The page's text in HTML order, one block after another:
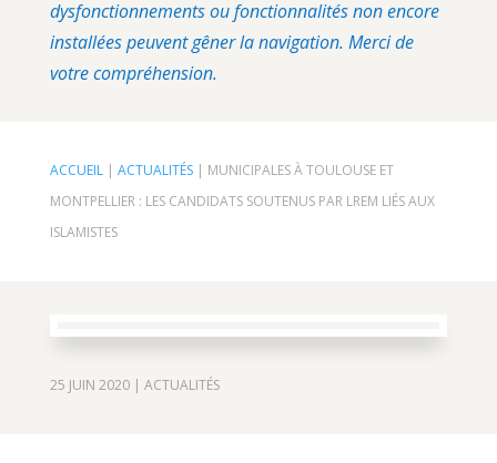
dysfonctionnements ou fonctionnalités non encore
installées peuvent gêner la navigation. Merci de
votre compréhension.
ACCUEIL| ACTUALITÉS| MUNICIPALES À TOULOUSE ET
MONTPELLIER : LES CANDIDATS SOUTENUS PAR LREM LIÉS AUX
ISLAMISTES
25 JUIN 2020| ACTUALITÉS